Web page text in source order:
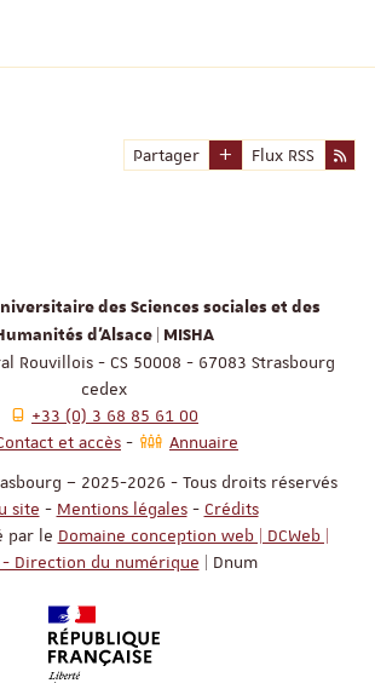
Partager Flux RSS
des Sciences sociales et des
d'Alsace | MISHA
Rouvillois - CS 50008 - 67083 Strasbourg
cedex
+33 (0) 3 68 85 61 00
et accès
Annuaire
– 2025-2026 - Tous droits réservés
site - Mentions légales- Crédits
par le Domaine conception web | DCWeb |
- Direction du numérique | Dnum